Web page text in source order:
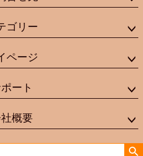
ゴリー
ページ
ート
概要